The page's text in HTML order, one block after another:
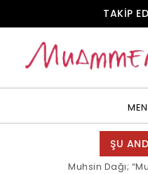
TAKİP
ŞU
Muhsin Dağı;